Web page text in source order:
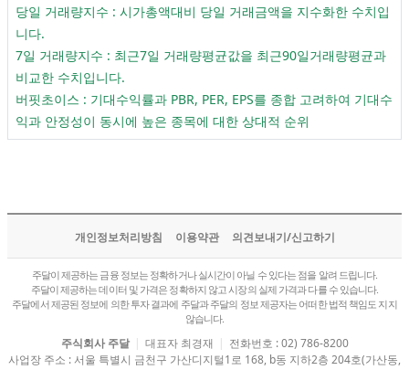
당일 거래량지수 : 시가총액대비 당일 거래금액을 지수화한 수치입
니다.
7일 거래량지수 : 최근7일 거래량평균값을 최근90일거래량평균과
비교한 수치입니다.
버핏초이스 : 기대수익률과 PBR, PER, EPS를 종합 고려하여 기대수
익과 안정성이 동시에 높은 종목에 대한 상대적 순위
개인정보처리방침 이용약관 의견보내기/신고하기
주달이 제공하는 금융 정보는 정확하거나 실시간이 아닐 수 있다는 점을 알려 드립니다.
주달이 제공하는 데이터 및 가격은 정확하지 않고 시장의 실제 가격과 다를 수 있습니다.
주달에서 제공된 정보에 의한 투자 결과에 주달과 주달의 정보 제공자는 어떠한 법적 책임도 지지
않습니다.
주식회사 주달 | 대표자 최경재 | 전화번호 : 02) 786-8200
사업장 주소 : 서울 특별시 금천구 가산디지털1로 168, b동 지하2층 204호(가산동,